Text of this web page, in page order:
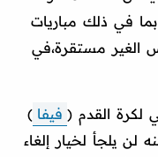
في ذلك مباريات
الغير مستقرة،في
لكرة القدم ( فيفا )
يلجأ لخيار إلغاء